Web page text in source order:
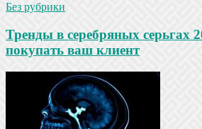
Без рубрики
Тренды в серебряных серьгах
покупать ваш клиент